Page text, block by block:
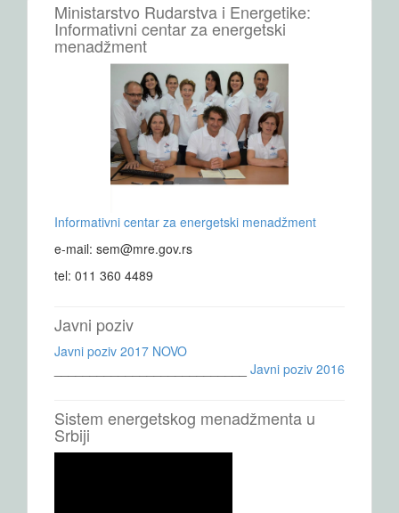
Ministarstvo Rudarstva i Energetike:
Informativni centar za energetski
menadžment
Informativni centar za energetski menadžment
e-mail: sem@mre.gov.rs
tel: 011 360 4489
Javni poziv
Javni poziv 2017 NOVO
Javni poziv 2016
Sistem energetskog menadžmenta u
Srbiji